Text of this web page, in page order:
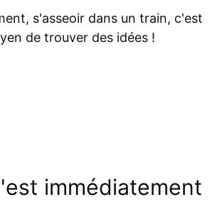
s'asseoir dans un train, c'est
de trouver des idées !
immédiatement